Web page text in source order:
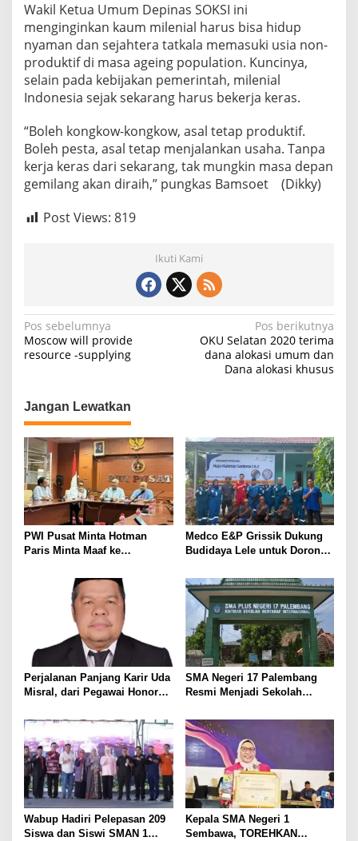
Wakil Ketua Umum Depinas SOKSI ini
menginginkan kaum milenial harus bisa hidup
nyaman dan sejahtera tatkala memasuki usia non-
produktif di masa ageing population. Kuncinya,
selain pada kebijakan pemerintah, milenial
Indonesia sejak sekarang harus bekerja keras.
“Boleh kongkow-kongkow, asal tetap produktif.
Boleh pesta, asal tetap menjalankan usaha. Tanpa
kerja keras dari sekarang, tak mungkin masa depan
gemilang akan diraih,” pungkas Bamsoet (Dikky)
Post Views: 819
Ikuti Kami
N
a
i
g
a
s
i
p
o
s
Pos sebelumnya
Moscow will provide
resource -supplying
Pos berikutnya
OKU Selatan 2020 terima
dana alokasi umum dan
Dana alokasi khusus
Jangan Lewatkan
PWI Pusat Minta Hotman
Paris Minta Maaf ke
Pers Harus Dihormati
Medco E&P Grissik Dukung
Budidaya Lele untuk Dorong
Masyarakat
Perjalanan Panjang Karir Uda
Misral, dari Pegawai Honorer
Karir Jabatan Struktural
Eselon III
SMA Negeri 17 Palembang
Resmi Menjadi Sekolah
Wabup Hadiri Pelepasan 209
Siswa dan Siswi SMAN 1
Kepala SMA Negeri 1
Sembawa, TOREHKAN